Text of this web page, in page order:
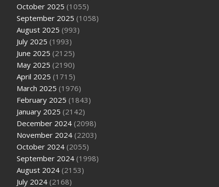
October 2025 (1055)
September 2025 (1058)
August 2025 (993)
July 2025 (1993)
June 2025 (2125)
May 2025 (2190)
April 2025 (1715)
March 2025 (1976)
February 2025 (1843)
January 2025 (2142)
December 2024 (2098)
November 2024 (2203)
October 2024 (2055)
September 2024 (1998)
August 2024 (2153)
July 2024 (2168)